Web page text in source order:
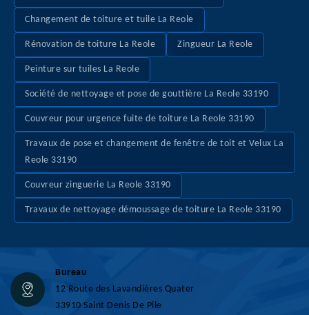
Changement de toiture et tuile La Reole
Rénovation de toiture La Reole Zingueur La Reole
Peinture sur tuiles La Reole
Société de nettoyage et pose de gouttière La Reole 33190
Couvreur pour urgence fuite de toiture La Reole 33190
Travaux de pose et changement de fenêtre de toit et Velux La
Reole 33190
Couvreur zinguerie La Reole 33190
Travaux de nettoyage démoussage de toiture La Reole 33190
Bureau
12 Route des Lavandières Quater
33910 Saint Denis De Pile